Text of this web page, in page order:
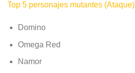
Top 5 personajes mutantes (Ataque)
Domino
Omega Red
Namor